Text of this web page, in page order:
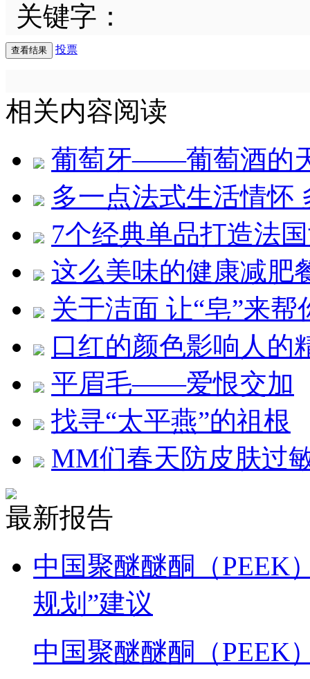
关键字：
投票
相关内容阅读
葡萄牙——葡萄酒的
多一点法式生活情怀
7个经典单品打造法
这么美味的健康减肥
关于洁面 让“皂”来帮
口红的颜色影响人的
平眉毛——爱恨交加
找寻“太平燕”的祖根
MM们春天防皮肤过
最新报告
中国聚醚醚酮（PEEK
规划”建议
中国聚醚醚酮（PEEK